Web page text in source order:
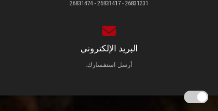
26831231 - 26831417 - 26831474
البريد الإلكتروني
أرسل استفسارك.